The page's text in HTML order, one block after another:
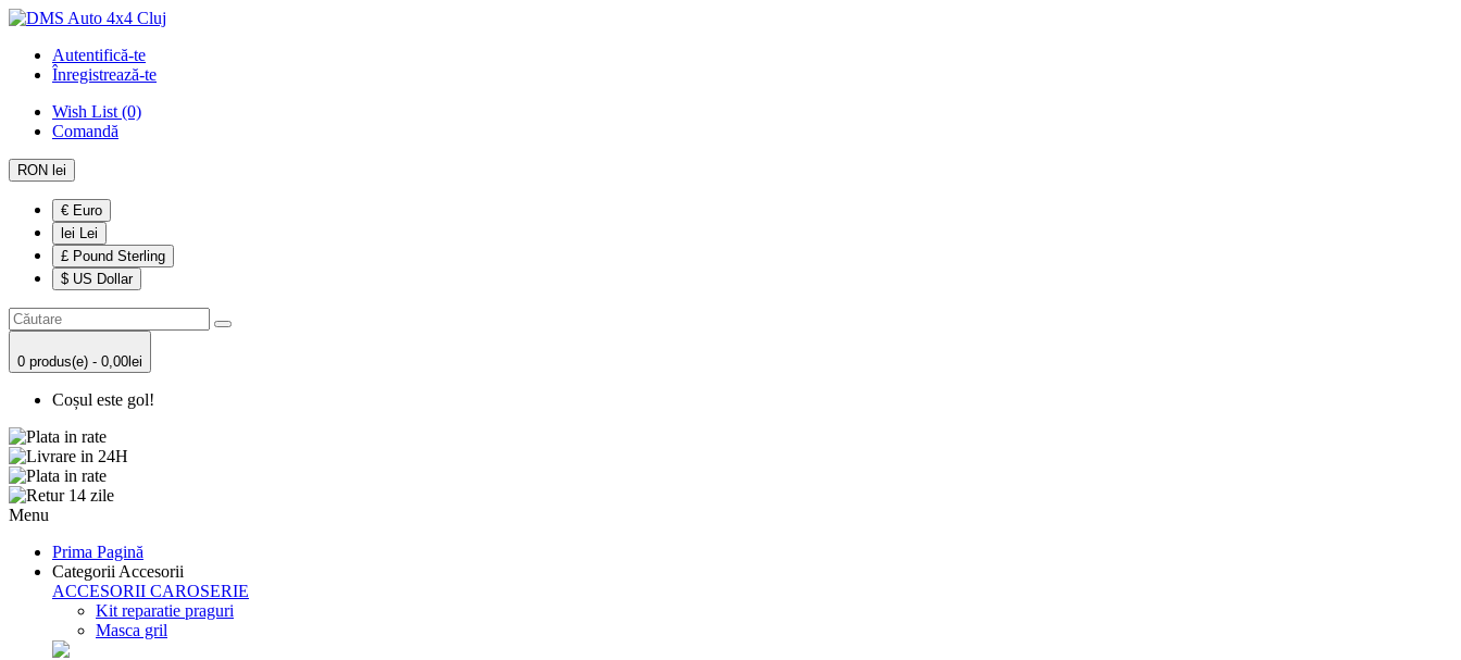
Autentifică-te
Înregistrează-te
Wish List (0)
Comandă
RON lei
€ Euro
lei Lei
£ Pound Sterling
$ US Dollar
0 produs(e) - 0,00lei
Coșul este gol!
Menu
Prima Pagină
Categorii Accesorii
ACCESORII CAROSERIE
Kit reparatie praguri
Masca gril